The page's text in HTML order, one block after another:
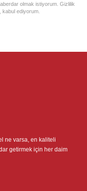
olmak istiyorum. Gizlilik
kabul ediyorum.
ne varsa, en kaliteli
getirmek için her daim